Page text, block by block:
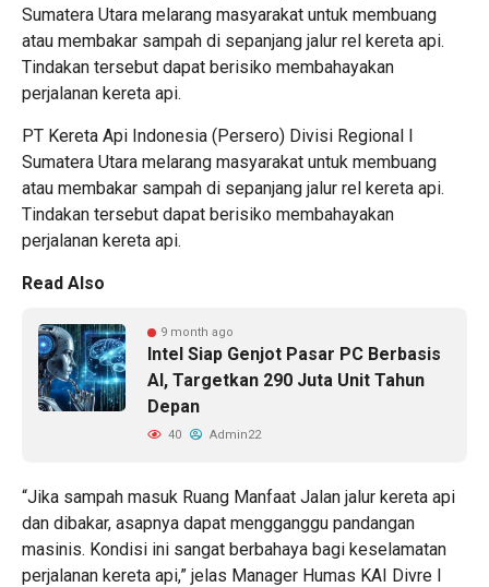
Sumatera Utara melarang masyarakat untuk membuang
atau membakar sampah di sepanjang jalur rel kereta api.
Tindakan tersebut dapat berisiko membahayakan
perjalanan kereta api.
PT Kereta Api Indonesia (Persero) Divisi Regional I
Sumatera Utara melarang masyarakat untuk membuang
atau membakar sampah di sepanjang jalur rel kereta api.
Tindakan tersebut dapat berisiko membahayakan
perjalanan kereta api.
Read Also
9 month ago
Intel Siap Genjot Pasar PC Berbasis
AI, Targetkan 290 Juta Unit Tahun
Depan
40 Admin22
“Jika sampah masuk Ruang Manfaat Jalan jalur kereta api
dan dibakar, asapnya dapat mengganggu pandangan
masinis. Kondisi ini sangat berbahaya bagi keselamatan
perjalanan kereta api,” jelas Manager Humas KAI Divre I